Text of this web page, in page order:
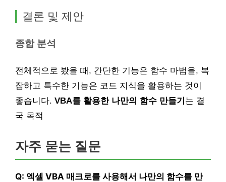
결론 및 제안
종합 분석
전체적으로 봤을 때, 간단한 기능은 함수 마법을, 복
잡하고 특수한 기능은 코드 지식을 활용하는 것이
좋습니다. VBA를 활용한 나만의 함수 만들기 는 결
국 목적
자주 묻는 질문
Q: 엑셀 VBA 매크로를 사용해서 나만의 함수를 만